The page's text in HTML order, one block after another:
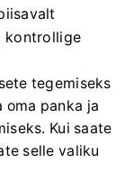
kontrollige
tegemiseks
oma panka ja
Kui saate
selle valiku